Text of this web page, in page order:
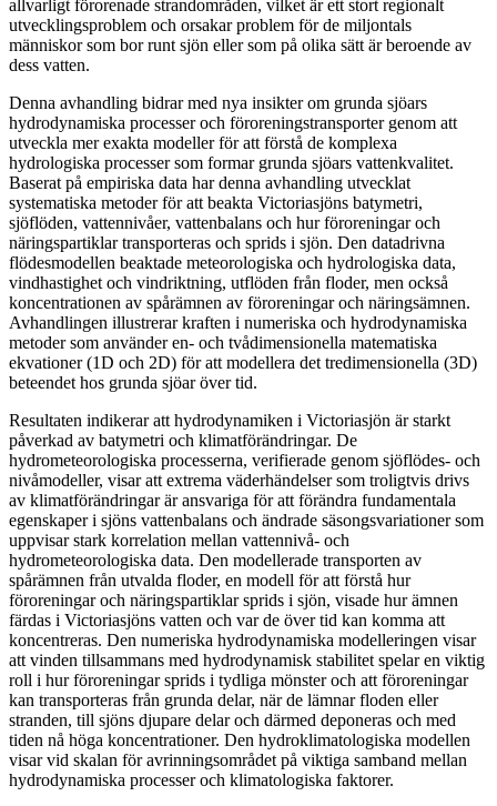
allvarligt förorenade strandområden, vilket är ett stort regionalt
utvecklingsproblem och orsakar problem för de miljontals
människor som bor runt sjön eller som på olika sätt är beroende av
dess vatten.
Denna avhandling bidrar med nya insikter om grunda sjöars
hydrodynamiska processer och föroreningstransporter genom att
utveckla mer exakta modeller för att förstå de komplexa
hydrologiska processer som formar grunda sjöars vattenkvalitet.
Baserat på empiriska data har denna avhandling utvecklat
systematiska metoder för att beakta Victoriasjöns batymetri,
sjöflöden, vattennivåer, vattenbalans och hur föroreningar och
näringspartiklar transporteras och sprids i sjön. Den datadrivna
flödesmodellen beaktade meteorologiska och hydrologiska data,
vindhastighet och vindriktning, utflöden från floder, men också
koncentrationen av spårämnen av föroreningar och näringsämnen.
Avhandlingen illustrerar kraften i numeriska och hydrodynamiska
metoder som använder en- och tvådimensionella matematiska
ekvationer (1D och 2D) för att modellera det tredimensionella (3D)
beteendet hos grunda sjöar över tid.
Resultaten indikerar att hydrodynamiken i Victoriasjön är starkt
påverkad av batymetri och klimatförändringar. De
hydrometeorologiska processerna, verifierade genom sjöflödes- och
nivåmodeller, visar att extrema väderhändelser som troligtvis drivs
av klimatförändringar är ansvariga för att förändra fundamentala
egenskaper i sjöns vattenbalans och ändrade säsongsvariationer som
uppvisar stark korrelation mellan vattennivå- och
hydrometeorologiska data. Den modellerade transporten av
spårämnen från utvalda floder, en modell för att förstå hur
föroreningar och näringspartiklar sprids i sjön, visade hur ämnen
färdas i Victoriasjöns vatten och var de över tid kan komma att
koncentreras. Den numeriska hydrodynamiska modelleringen visar
att vinden tillsammans med hydrodynamisk stabilitet spelar en viktig
roll i hur föroreningar sprids i tydliga mönster och att föroreningar
kan transporteras från grunda delar, när de lämnar floden eller
stranden, till sjöns djupare delar och därmed deponeras och med
tiden nå höga koncentrationer. Den hydroklimatologiska modellen
visar vid skalan för avrinningsområdet på viktiga samband mellan
hydrodynamiska processer och klimatologiska faktorer.